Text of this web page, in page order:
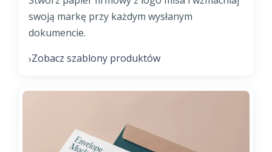
swoją markę przy każdym wysłanym
dokumencie.
›Zobacz szablony produktów